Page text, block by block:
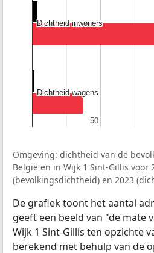
50
50
Dichtheid inwoners
Dichtheid inwoners
Dichtheid wagens
Dichtheid wagens
Omgeving: dichtheid van de
België en in Wijk 1 Sint-Gillis voor
(bevolkingsdichtheid) en 2023
De grafiek toont het aantal
geeft een beeld van "de mate
Wijk 1 Sint-Gillis ten opzichte
berekend met behulp van de